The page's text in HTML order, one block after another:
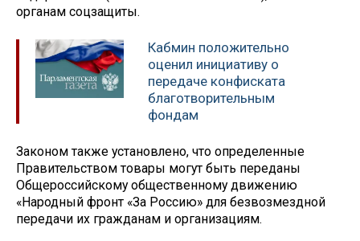
органам соцзащиты.
Кабмин положительно
оценил инициативу о
передаче конфиската
благотворительным
фондам
Законом также установлено, что определенные
Правительством товары могут быть переданы
Общероссийскому общественному движению
«Народный фронт «За Россию» для безвозмездной
передачи их гражданам и организациям.